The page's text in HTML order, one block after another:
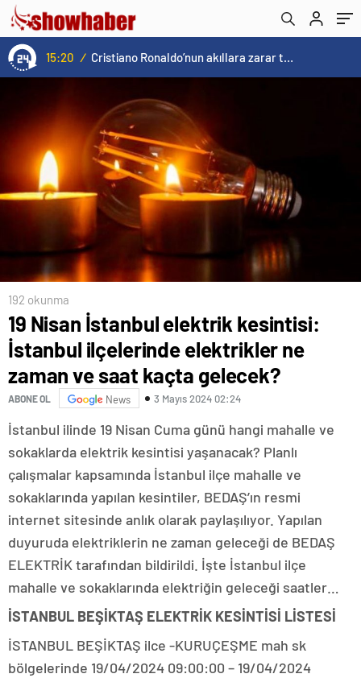
15:20 / Cristiano Ronaldo’nun akıllara zarar tüm kariyerinin istatistiğini çıkardık !
192 okunma
19 Nisan İstanbul elektrik kesintisi:
İstanbul ilçelerinde elektrikler ne
zaman ve saat kaçta gelecek?
ABONE OL News 3 Mayıs 2024 02:24
İstanbul ilinde 19 Nisan Cuma günü hangi mahalle ve
sokaklarda elektrik kesintisi yaşanacak? Planlı
çalışmalar kapsamında İstanbul ilçe mahalle ve
sokaklarında yapılan kesintiler, BEDAŞ’ın resmi
internet sitesinde anlık olarak paylaşılıyor. Yapılan
duyuruda elektriklerin ne zaman geleceği de BEDAŞ
ELEKTRİK tarafından bildirildi. İşte İstanbul ilçe
mahalle ve sokaklarında elektriğin geleceği saatler…
İSTANBUL BEŞİKTAŞ ELEKTRİK KESİNTİSİ LİSTESİ
İSTANBUL BEŞİKTAŞ ilce -KURUÇEŞME mah sk
bölgelerinde 19/04/2024 09:00:00 – 19/04/2024